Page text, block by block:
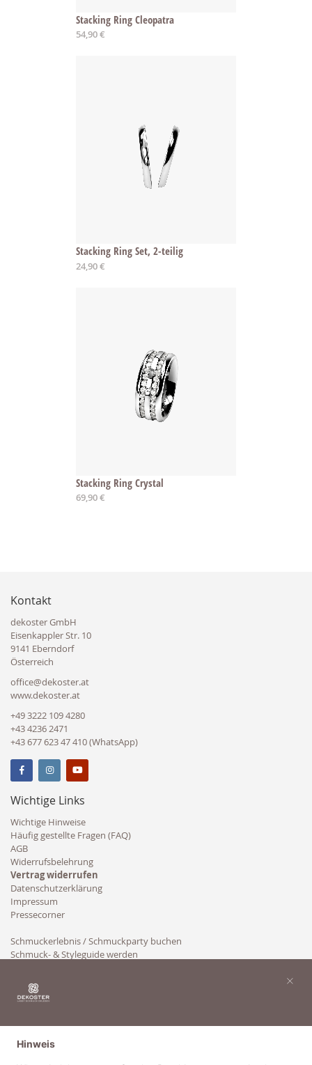
Stacking Ring Cleopatra
54,90 €
Stacking Ring Set, 2-teilig
24,90 €
Stacking Ring Crystal
69,90 €
Kontakt
dekoster GmbH
Eisenkappler Str. 10
9141 Eberndorf
Österreich
office@dekoster.at
www.dekoster.at
+49 3222 109 4280
+43 4236 2471
+43 677 623 47 410 (WhatsApp)
Wichtige Links
Wichtige Hinweise
Häufig gestellte Fragen (FAQ)
AGB
Widerrufsbelehrung
Vertrag widerrufen
Datenschutzerklärung
Impressum
Pressecorner
Schmuckerlebnis / Schmuckparty buchen
Schmuck- & Styleguide werden
Hinweis
×